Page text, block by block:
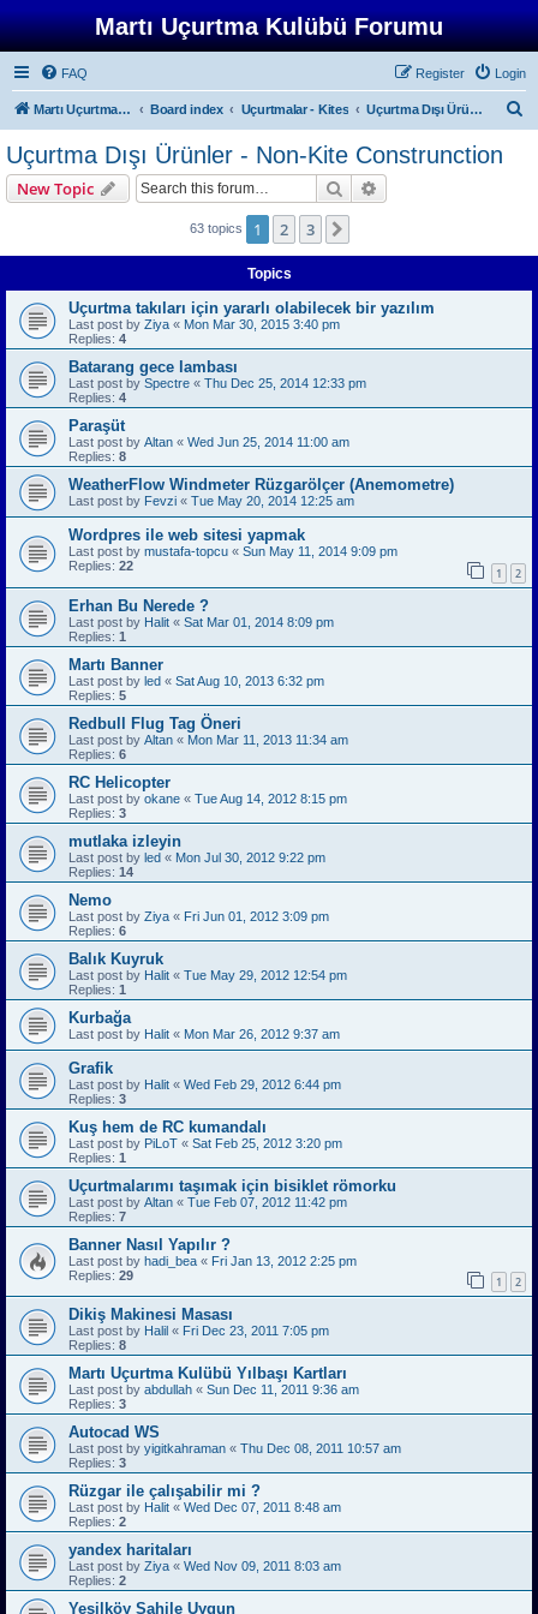
Martı Uçurtma Kulübü Forumu
FAQ Login
Register
Martı Uçurtma Kulübü Board index Uçurtmalar - Kites Uçurtma Dışı Ürünler - Non-Kite Construnction
Uçurtma Dışı Ürünler - Non-Kite Construnction
New Topic Search
63 topics 1 2 3
Topics
Uçurtma takıları için yararlı olabilecek bir yazılım
Last post by Ziya « Mon Mar 30, 2015 3:40 pm
Replies: 4
Batarang gece lambası
Last post by Spectre « Thu Dec 25, 2014 12:33 pm
Replies: 4
Paraşüt
Last post by Altan « Wed Jun 25, 2014 11:00 am
Replies: 8
WeatherFlow Windmeter Rüzgarölçer (Anemometre)
Last post by Fevzi « Tue May 20, 2014 12:25 am
Wordpres ile web sitesi yapmak
Last post by mustafa-topcu « Sun May 11, 2014 9:09 pm
Replies: 22 1 2
Erhan Bu Nerede ?
Last post by Halit « Sat Mar 01, 2014 8:09 pm
Replies: 1
Martı Banner
Last post by led « Sat Aug 10, 2013 6:32 pm
Replies: 5
Redbull Flug Tag Öneri
Last post by Altan « Mon Mar 11, 2013 11:34 am
Replies: 6
RC Helicopter
Last post by okane « Tue Aug 14, 2012 8:15 pm
Replies: 3
mutlaka izleyin
Last post by led « Mon Jul 30, 2012 9:22 pm
Replies: 14
Nemo
Last post by Ziya « Fri Jun 01, 2012 3:09 pm
Replies: 6
Balık Kuyruk
Last post by Halit « Tue May 29, 2012 12:54 pm
Replies: 1
Kurbağa
Last post by Halit « Mon Mar 26, 2012 9:37 am
Grafik
Last post by Halit « Wed Feb 29, 2012 6:44 pm
Replies: 3
Kuş hem de RC kumandalı
Last post by PiLoT « Sat Feb 25, 2012 3:20 pm
Replies: 1
Uçurtmalarımı taşımak için bisiklet römorku
Last post by Altan « Tue Feb 07, 2012 11:42 pm
Replies: 7
Banner Nasıl Yapılır ?
Last post by hadi_bea « Fri Jan 13, 2012 2:25 pm
Replies: 29 1 2
Dikiş Makinesi Masası
Last post by Halil « Fri Dec 23, 2011 7:05 pm
Replies: 8
Martı Uçurtma Kulübü Yılbaşı Kartları
Last post by abdullah « Sun Dec 11, 2011 9:36 am
Replies: 3
Autocad WS
Last post by yigitkahraman « Thu Dec 08, 2011 10:57 am
Replies: 3
Rüzgar ile çalışabilir mi ?
Last post by Halit « Wed Dec 07, 2011 8:48 am
Replies: 2
yandex haritaları
Last post by Ziya « Wed Nov 09, 2011 8:03 am
Replies: 2
Yeşilköy Sahile Uygun